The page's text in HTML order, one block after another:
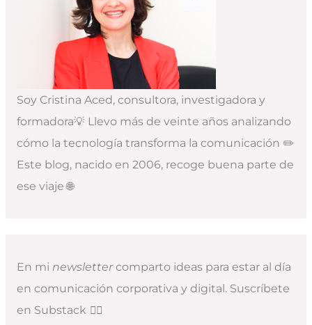
Soy Cristina Aced, consultora, investigadora y
formadora💡 Llevo más de veinte años analizando
cómo la tecnología transforma la comunicación ✏️
Este blog, nacido en 2006, recoge buena parte de
ese viaje 🌐
En mi newslettercomparto ideas para estar al día
en comunicación corporativa y digital. Suscríbete
en Substack 👇🏻